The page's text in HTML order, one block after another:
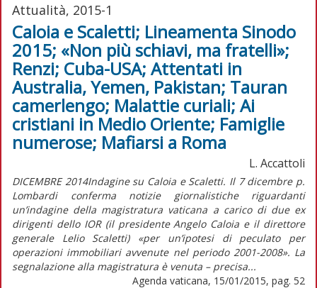
Attualità, 2015-1
Caloia e Scaletti; Lineamenta Sinodo
2015; «Non più schiavi, ma fratelli»;
Renzi; Cuba-USA; Attentati in
Australia, Yemen, Pakistan; Tauran
camerlengo; Malattie curiali; Ai
cristiani in Medio Oriente; Famiglie
numerose; Mafiarsi a Roma
L. Accattoli
DICEMBRE 2014Indagine su Caloia e Scaletti. Il 7 dicembre p.
Lombardi conferma notizie giornalistiche riguardanti
un’indagine della magistratura vaticana a carico di due ex
dirigenti dello IOR (il presidente Angelo Caloia e il direttore
generale Lelio Scaletti) «per un’ipotesi di peculato per
operazioni immobiliari avvenute nel periodo 2001-2008». La
segnalazione alla magistratura è venuta – precisa...
Agenda vaticana, 15/01/2015, pag. 52